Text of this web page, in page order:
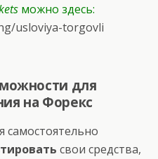
можно здесь:
usloviya-torgovli
для
на Форекс
самостоятельно
свои средства,